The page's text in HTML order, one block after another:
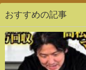
おすすめの記事